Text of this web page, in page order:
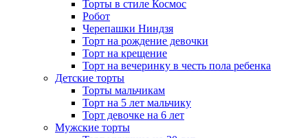
Торты в стиле Космос
Робот
Черепашки Ниндзя
Торт на рождение девочки
Торт на крещение
Торт на вечеринку в честь пола ребенка
Детские торты
Торты мальчикам
Торт на 5 лет мальчику
Торт девочке на 6 лет
Мужские торты